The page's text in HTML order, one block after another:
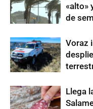
«alto»
de
Voraz
Llega